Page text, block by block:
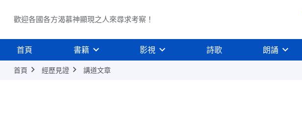
歡迎各國各方渴慕神顯現之人來尋求考察！
首頁 書籍 影視 詩歌 朗誦
首頁 經歷見證 講道文章